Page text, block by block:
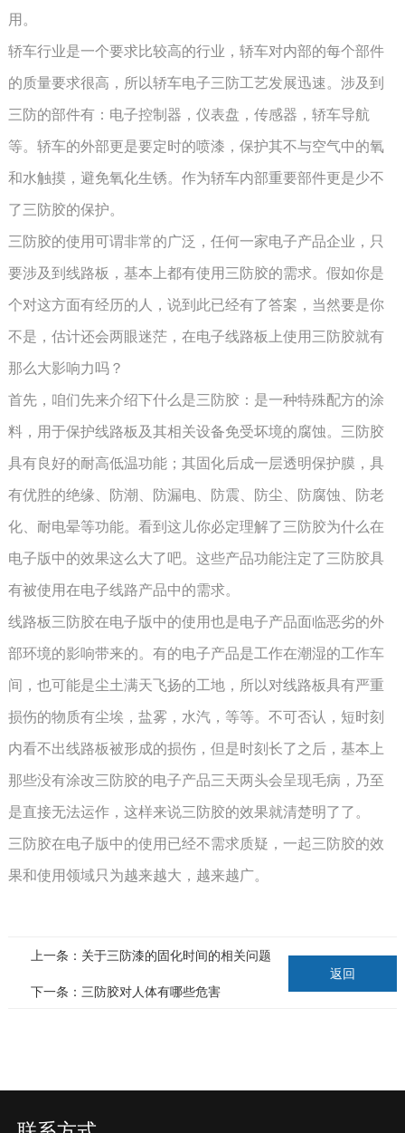
用。
轿车行业是一个要求比较高的行业，轿车对内部的每个部件
的质量要求很高，所以轿车电子三防工艺发展迅速。涉及到
三防的部件有：电子控制器，仪表盘，传感器，轿车导航
等。轿车的外部更是要定时的喷漆，保护其不与空气中的氧
和水触摸，避免氧化生锈。作为轿车内部重要部件更是少不
了三防胶的保护。
三防胶的使用可谓非常的广泛，任何一家电子产品企业，只
要涉及到线路板，基本上都有使用三防胶的需求。假如你是
个对这方面有经历的人，说到此已经有了答案，当然要是你
不是，估计还会两眼迷茫，在电子线路板上使用三防胶就有
那么大影响力吗？
首先，咱们先来介绍下什么是三防胶：是一种特殊配方的涂
料，用于保护线路板及其相关设备免受坏境的腐蚀。三防胶
具有良好的耐高低温功能；其固化后成一层透明保护膜，具
有优胜的绝缘、防潮、防漏电、防震、防尘、防腐蚀、防老
化、耐电晕等功能。看到这儿你必定理解了三防胶为什么在
电子版中的效果这么大了吧。这些产品功能注定了三防胶具
有被使用在电子线路产品中的需求。
线路板三防胶在电子版中的使用也是电子产品面临恶劣的外
部环境的影响带来的。有的电子产品是工作在潮湿的工作车
间，也可能是尘土满天飞扬的工地，所以对线路板具有严重
损伤的物质有尘埃，盐雾，水汽，等等。不可否认，短时刻
内看不出线路板被形成的损伤，但是时刻长了之后，基本上
那些没有涂改三防胶的电子产品三天两头会呈现毛病，乃至
是直接无法运作，这样来说三防胶的效果就清楚明了了。
三防胶在电子版中的使用已经不需求质疑，一起三防胶的效
果和使用领域只为越来越大，越来越广。
上一条：关于三防漆​的固化时间的相关问题
下一条：三防胶对人体有哪些危害
返回